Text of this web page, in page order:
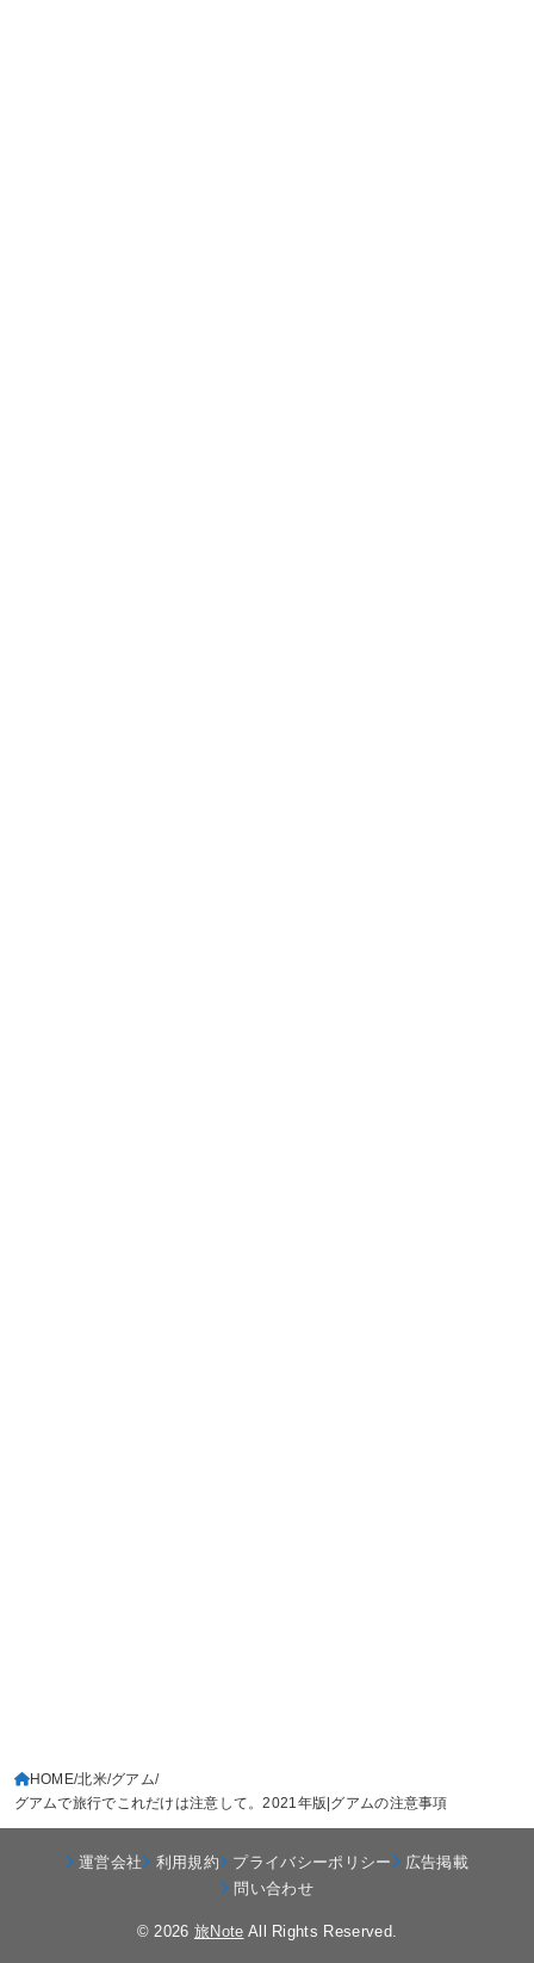
HOME 北米 グアム
グアムで旅行でこれだけは注意して。2021年版|グアムの注意事項
運営会社 利用規約 プライバシーポリシー
広告掲載
問い合わせ
© 2026 旅Note All Rights Reserved.